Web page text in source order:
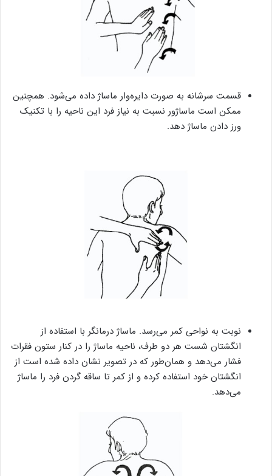
قسمت سرشانه به صورت دایره‌وار ماساژ داده می‌شود. همچنین
ممکن است ماساژور نسبت به نیاز فرد این ناحیه را با تکنیک
ورز دادن ماساژ دهد.
نوبت به نواحی کمر می‌رسد. ماساژ درمانگر با استفاده از
انگشتان شست هر دو طرف، ناحیه ماساژ را در کنار ستون فقرات
فشار می‌دهد و همان‌طور که در تصویر نشان داده شده است از
انگشتان خود استفاده کرده و از کمر تا ساقه گردن فرد را ماساژ
می‌دهد.